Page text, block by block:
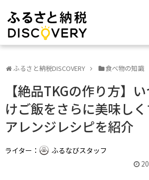
ふるさと納税DISCOVERY 食べ物の知識
【絶品TKGの作り方】
けご飯をさらに美味し
アレンジレシピを紹介
ライター：
ふるなびスタッフ